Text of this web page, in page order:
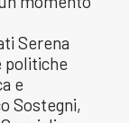
Serena
politiche
e
Sostegni,